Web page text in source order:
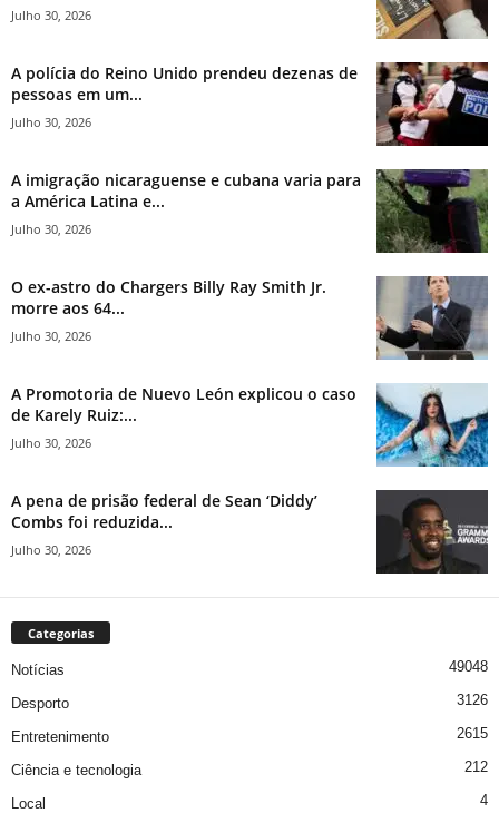
Julho 30, 2026
A polícia do Reino Unido prendeu dezenas de
pessoas em um...
Julho 30, 2026
A imigração nicaraguense e cubana varia para
a América Latina e...
Julho 30, 2026
O ex-astro do Chargers Billy Ray Smith Jr.
morre aos 64...
Julho 30, 2026
A Promotoria de Nuevo León explicou o caso
de Karely Ruiz:...
Julho 30, 2026
A pena de prisão federal de Sean ‘Diddy’
Combs foi reduzida...
Julho 30, 2026
Categorias
Notícias 49048
Desporto 3126
Entretenimento 2615
Ciência e tecnologia 212
Local 4